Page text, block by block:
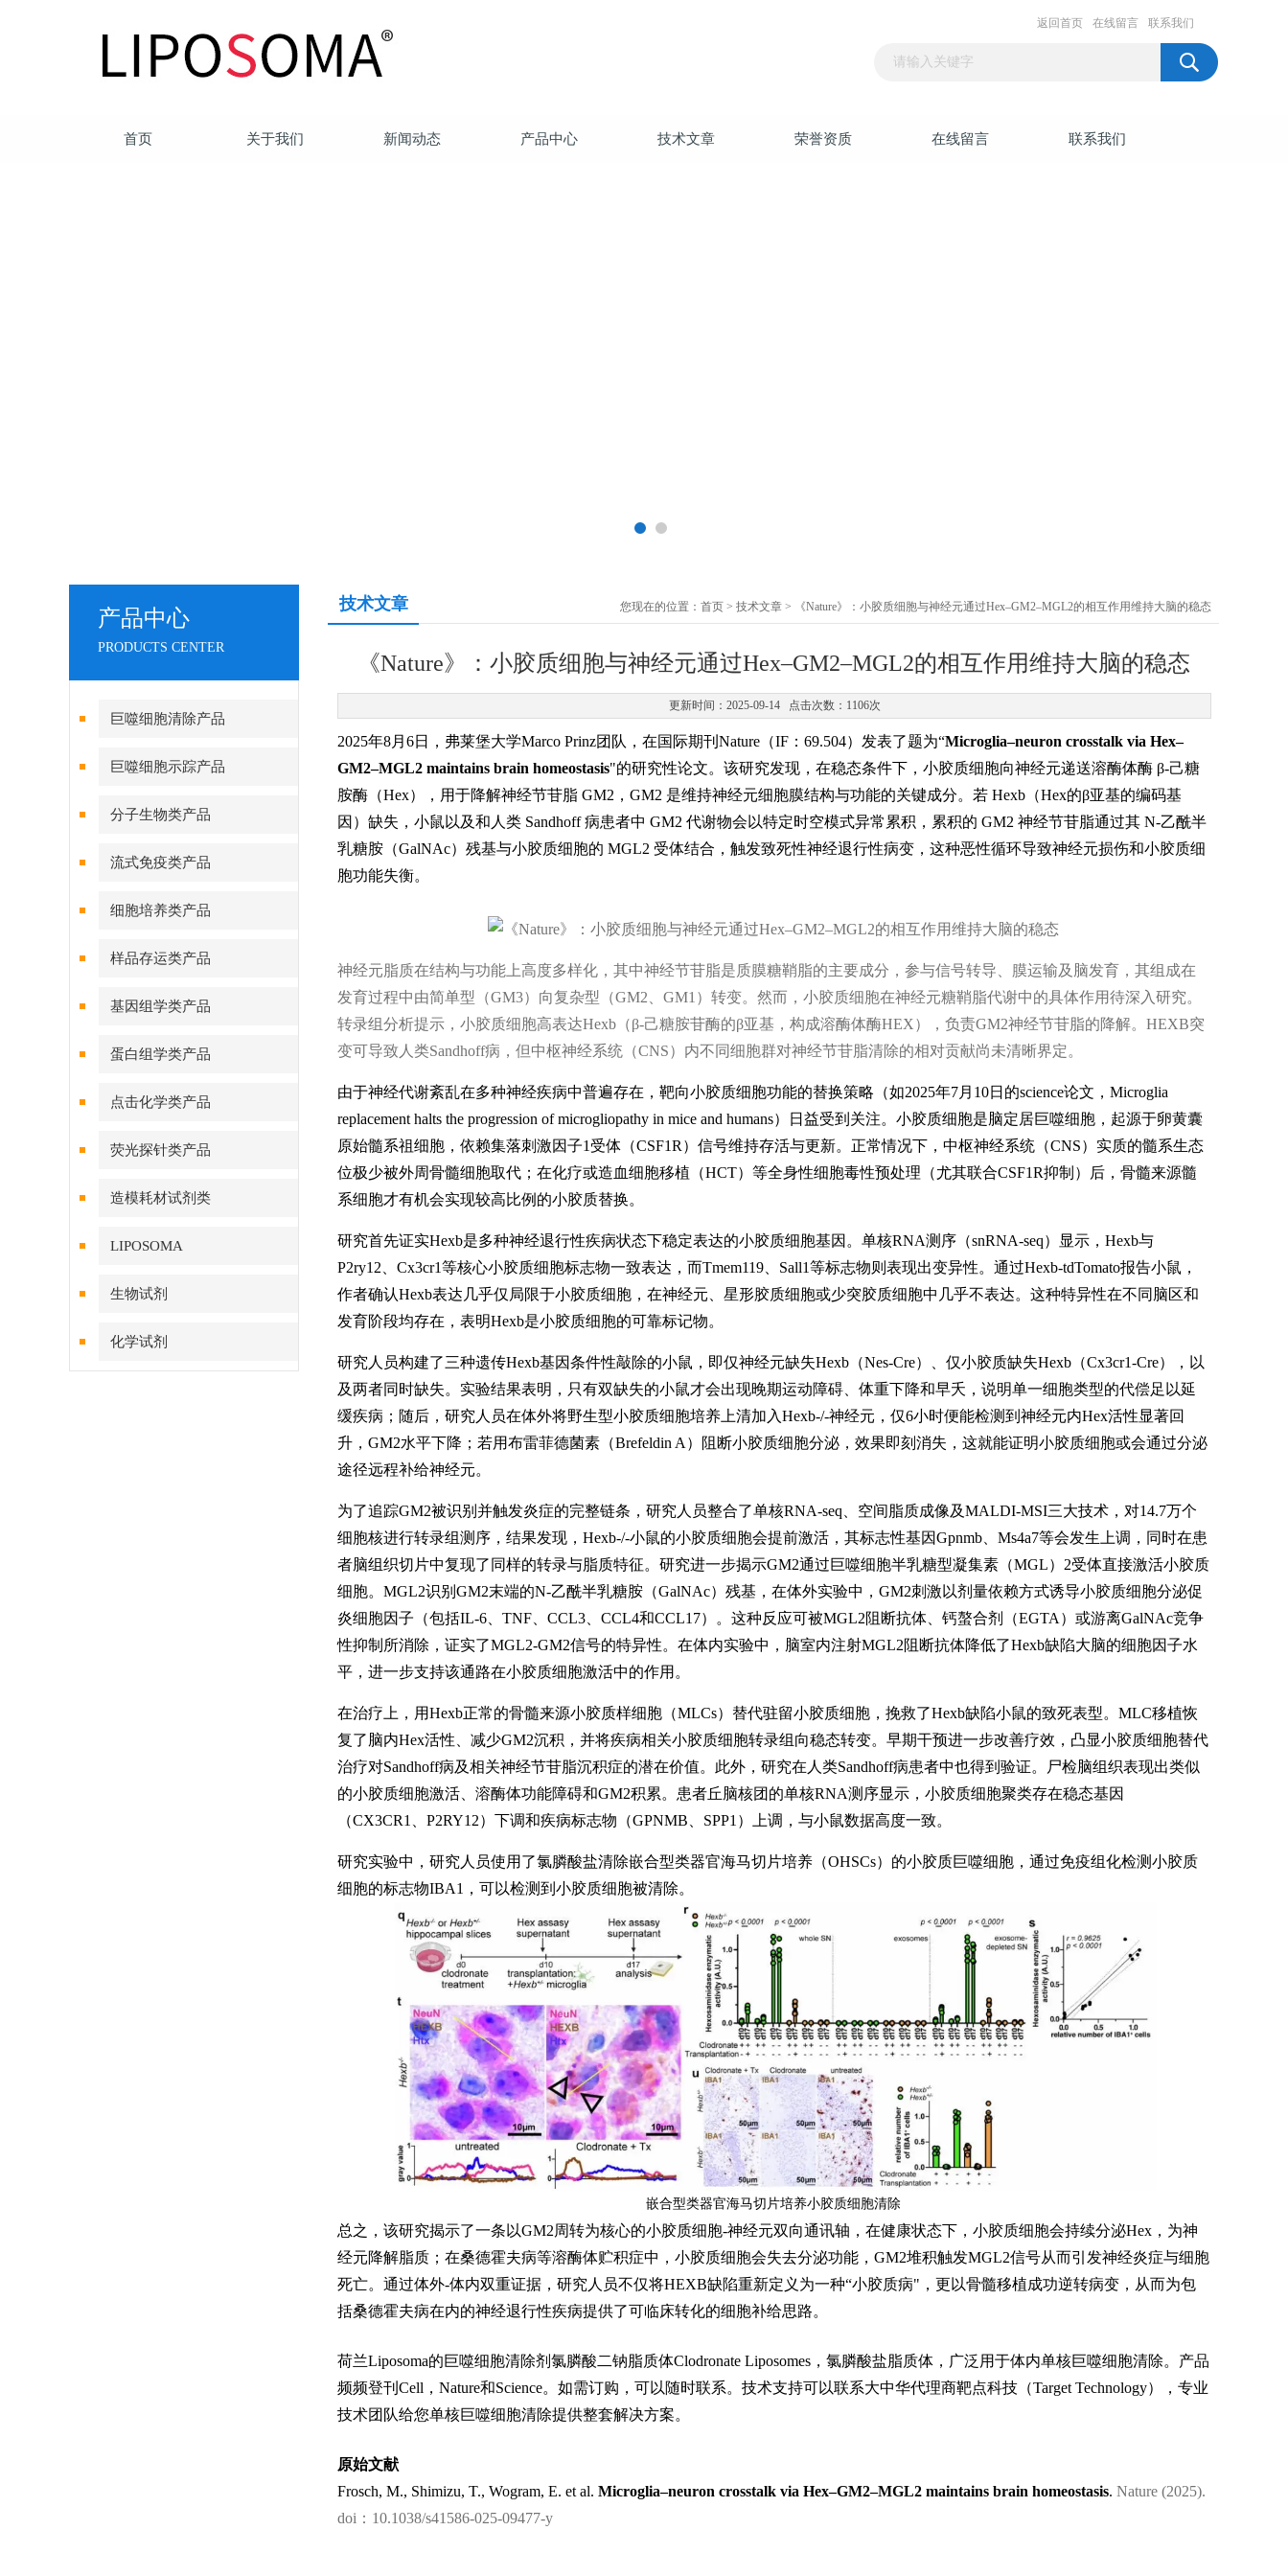
返回首页 在线留言 联系我们
首页 关于我们 新闻动态 产品中心 技术文章 荣誉资质 在线留言 联系我们
产品中心
PRODUCTS CENTER
巨噬细胞清除产品
巨噬细胞示踪产品
分子生物类产品
流式免疫类产品
细胞培养类产品
样品存运类产品
基因组学类产品
蛋白组学类产品
点击化学类产品
荧光探针类产品
造模耗材试剂类
LIPOSOMA
生物试剂
化学试剂
技术文章 您现在的位置： 首页 > 技术文章 > 《Nature》：小胶质细胞与神经元通过Hex–GM2–MGL2的相互作用维持大脑的稳态
《Nature》：小胶质细胞与神经元通过Hex–GM2–MGL2的相互作用维持大脑的稳态
更新时间：2025-09-14 点击次数：1106次
2025年8月6日，弗莱堡大学Marco Prinz团队，在国际期刊Nature（IF：69.504）发表了题为“Microglia–neuron crosstalk via Hex–
GM2–MGL2 maintains brain homeostasis"的研究性论文。该研究发现，在稳态条件下，小胶质细胞向神经元递送溶酶体酶 β-己糖
胺酶（Hex），用于降解神经节苷脂 GM2，GM2 是维持神经元细胞膜结构与功能的关键成分。若 Hexb（Hex的β亚基的编码基
因）缺失，小鼠以及和人类 Sandhoff 病患者中 GM2 代谢物会以特定时空模式异常累积，累积的 GM2 神经节苷脂通过其 N-乙酰半
乳糖胺（GalNAc）残基与小胶质细胞的 MGL2 受体结合，触发致死性神经退行性病变，这种恶性循环导致神经元损伤和小胶质细
胞功能失衡。
神经元脂质在结构与功能上高度多样化，其中神经节苷脂是质膜糖鞘脂的主要成分，参与信号转导、膜运输及脑发育，其组成在
发育过程中由简单型（GM3）向复杂型（GM2、GM1）转变。然而，小胶质细胞在神经元糖鞘脂代谢中的具体作用待深入研究。
转录组分析提示，小胶质细胞高表达Hexb（β-己糖胺苷酶的β亚基，构成溶酶体酶HEX），负责GM2神经节苷脂的降解。HEXB突
变可导致人类Sandhoff病，但中枢神经系统（CNS）内不同细胞群对神经节苷脂清除的相对贡献尚未清晰界定。
由于神经代谢紊乱在多种神经疾病中普遍存在，靶向小胶质细胞功能的替换策略（如2025年7月10日的science论文，Microglia
replacement halts the progression of microgliopathy in mice and humans）日益受到关注。小胶质细胞是脑定居巨噬细胞，起源于卵黄囊
原始髓系祖细胞，依赖集落刺激因子1受体（CSF1R）信号维持存活与更新。正常情况下，中枢神经系统（CNS）实质的髓系生态
位极少被外周骨髓细胞取代；在化疗或造血细胞移植（HCT）等全身性细胞毒性预处理（尤其联合CSF1R抑制）后，骨髓来源髓
系细胞才有机会实现较高比例的小胶质替换。
研究首先证实Hexb是多种神经退行性疾病状态下稳定表达的小胶质细胞基因。单核RNA测序（snRNA-seq）显示，Hexb与
P2ry12、Cx3cr1等核心小胶质细胞标志物一致表达，而Tmem119、Sall1等标志物则表现出变异性。通过Hexb-tdTomato报告小鼠，
作者确认Hexb表达几乎仅局限于小胶质细胞，在神经元、星形胶质细胞或少突胶质细胞中几乎不表达。这种特异性在不同脑区和
发育阶段均存在，表明Hexb是小胶质细胞的可靠标记物。
研究人员构建了三种遗传Hexb基因条件性敲除的小鼠，即仅神经元缺失Hexb（Nes-Cre）、仅小胶质缺失Hexb（Cx3cr1-Cre），以
及两者同时缺失。实验结果表明，只有双缺失的小鼠才会出现晚期运动障碍、体重下降和早夭，说明单一细胞类型的代偿足以延
缓疾病；随后，研究人员在体外将野生型小胶质细胞培养上清加入Hexb-/-神经元，仅6小时便能检测到神经元内Hex活性显著回
升，GM2水平下降；若用布雷菲德菌素（Brefeldin A）阻断小胶质细胞分泌，效果即刻消失，这就能证明小胶质细胞或会通过分泌
途径远程补给神经元。
为了追踪GM2被识别并触发炎症的完整链条，研究人员整合了单核RNA-seq、空间脂质成像及MALDI-MSI三大技术，对14.7万个
细胞核进行转录组测序，结果发现，Hexb-/-小鼠的小胶质细胞会提前激活，其标志性基因Gpnmb、Ms4a7等会发生上调，同时在患
者脑组织切片中复现了同样的转录与脂质特征。研究进一步揭示GM2通过巨噬细胞半乳糖型凝集素（MGL）2受体直接激活小胶质
细胞。MGL2识别GM2末端的N-乙酰半乳糖胺（GalNAc）残基，在体外实验中，GM2刺激以剂量依赖方式诱导小胶质细胞分泌促
炎细胞因子（包括IL-6、TNF、CCL3、CCL4和CCL17）。这种反应可被MGL2阻断抗体、钙螯合剂（EGTA）或游离GalNAc竞争
性抑制所消除，证实了MGL2-GM2信号的特异性。在体内实验中，脑室内注射MGL2阻断抗体降低了Hexb缺陷大脑的细胞因子水
平，进一步支持该通路在小胶质细胞激活中的作用。
在治疗上，用Hexb正常的骨髓来源小胶质样细胞（MLCs）替代驻留小胶质细胞，挽救了Hexb缺陷小鼠的致死表型。MLC移植恢
复了脑内Hex活性、减少GM2沉积，并将疾病相关小胶质细胞转录组向稳态转变。早期干预进一步改善疗效，凸显小胶质细胞替代
治疗对Sandhoff病及相关神经节苷脂沉积症的潜在价值。此外，研究在人类Sandhoff病患者中也得到验证。尸检脑组织表现出类似
的小胶质细胞激活、溶酶体功能障碍和GM2积累。患者丘脑核团的单核RNA测序显示，小胶质细胞聚类存在稳态基因
（CX3CR1、P2RY12）下调和疾病标志物（GPNMB、SPP1）上调，与小鼠数据高度一致。
研究实验中，研究人员使用了氯膦酸盐清除嵌合型类器官海马切片培养（OHSCs）的小胶质巨噬细胞，通过免疫组化检测小胶质
细胞的标志物IBA1，可以检测到小胶质细胞被清除。
嵌合型类器官海马切片培养小胶质细胞清除
总之，该研究揭示了一条以GM2周转为核心的小胶质细胞-神经元双向通讯轴，在健康状态下，小胶质细胞会持续分泌Hex，为神
经元降解脂质；在桑德霍夫病等溶酶体贮积症中，小胶质细胞会失去分泌功能，GM2堆积触发MGL2信号从而引发神经炎症与细胞
死亡。通过体外-体内双重证据，研究人员不仅将HEXB缺陷重新定义为一种“小胶质病"，更以骨髓移植成功逆转病变，从而为包
括桑德霍夫病在内的神经退行性疾病提供了可临床转化的细胞补给思路。
荷兰Liposoma的巨噬细胞清除剂氯膦酸二钠脂质体Clodronate Liposomes，氯膦酸盐脂质体，广泛用于体内单核巨噬细胞清除。产品
频频登刊Cell，Nature和Science。如需订购，可以随时联系。技术支持可以联系大中华代理商靶点科技（Target Technology），专业
技术团队给您单核巨噬细胞清除提供整套解决方案。
原始文献
Frosch, M., Shimizu, T., Wogram, E. et al. Microglia–neuron crosstalk via Hex–GM2–MGL2 maintains brain homeostasis. Nature (2025).
doi：10.1038/s41586-025-09477-y